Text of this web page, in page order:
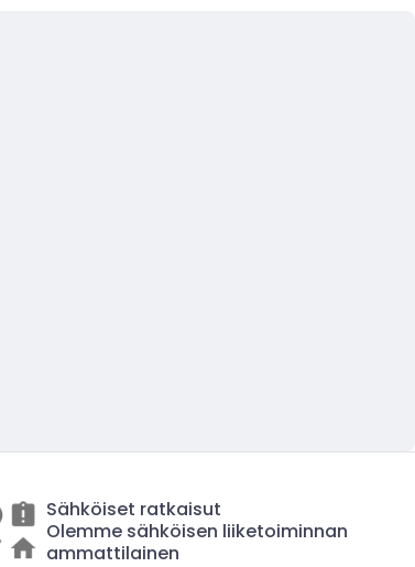
Sähköiset ratkaisut
Olemme sähköisen liiketoiminnan
ammattilainen